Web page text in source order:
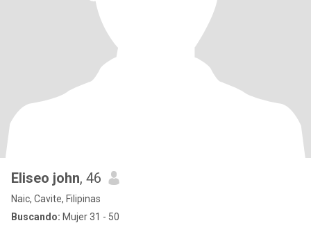
Eliseo john, 46
Naic, Cavite, Filipinas
Buscando: Mujer 31 - 50